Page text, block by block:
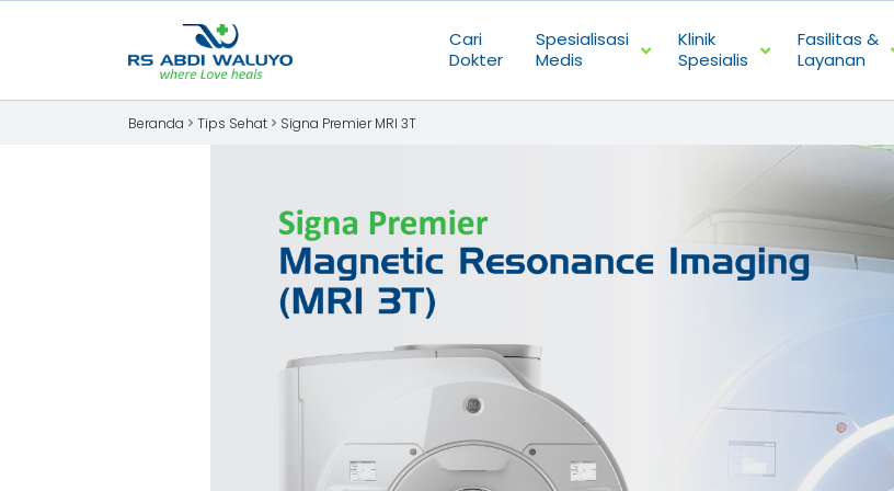
Cari
Dokter
Spesialisasi
Medis
Klinik
Spesialis
Fasilitas &
Layanan
Beranda > Tips Sehat > Signa Premier MRI 3T